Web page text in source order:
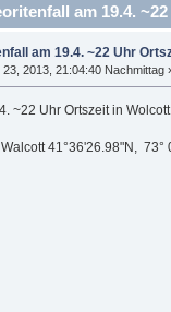
am 19.4.
am 19.4. ~22 Uhr
23, 2013, 21:04:40 Nachmittag
~22 Uhr Ortszeit in
41°36'26.98"N, 73°